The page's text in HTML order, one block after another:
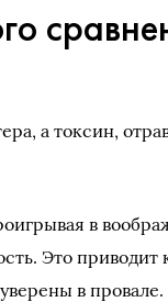
а токсин,
в
Это приводит
в провале.